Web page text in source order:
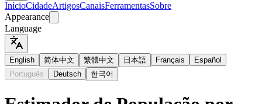
InícioCidadeArtigosCanaisFerramentasSobre
Appearance
Language
English 简体中文 繁體中文 日本語 Français
Español
Português
Deutsch 한국어